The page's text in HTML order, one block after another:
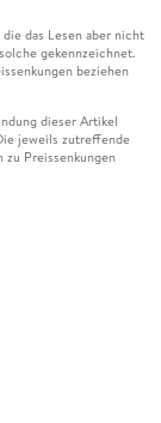
das Lesen aber nicht
gekennzeichnet.
beziehen
dieser Artikel
jeweils zutreffende
Preissenkungen